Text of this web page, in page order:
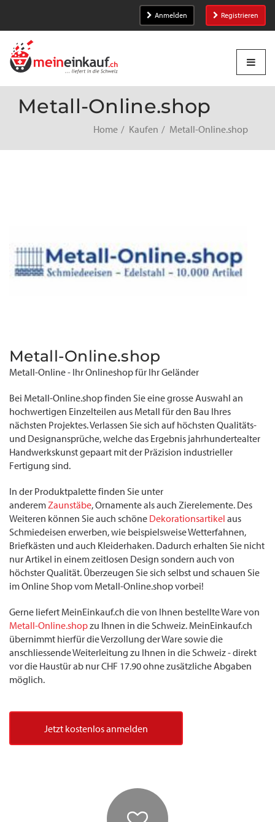
Anmelden Registrieren
Metall-Online.shop
Home Kaufen Metall-Online.shop
Metall-Online.shop
Metall-Online - Ihr Onlineshop für Ihr Geländer
Bei Metall-Online.shop finden Sie eine grosse Auswahl an
hochwertigen Einzelteilen aus Metall für den Bau Ihres
nächsten Projektes. Verlassen Sie sich auf höchsten Qualitäts-
und Designansprüche, welche das Ergebnis jahrhundertealter
Handwerkskunst gepaart mit der Präzision industrieller
Fertigung sind.
In der Produktpalette finden Sie unter
anderemZaunstäbe, Ornamente als auch Zierelemente. Des
Weiteren können Sie auch schöne Dekorationsartikel aus
Schmiedeisen erwerben, wie beispielsweise Wetterfahnen,
Briefkästen und auch Kleiderhaken. Dadurch erhalten Sie nicht
nur Artikel in einem zeitlosen Design sondern auch von
höchster Qualität. Überzeugen Sie sich selbst und schauen Sie
im Online Shop vom Metall-Online.shop vorbei!
Gerne liefert MeinEinkauf.ch die von Ihnen bestellte Ware von
Metall-Online.shopzu Ihnen in die Schweiz. MeinEinkauf.ch
übernimmt hierfür die Verzollung der Ware sowie die
anschliessende Weiterleitung zu Ihnen in die Schweiz - direkt
vor die Haustür ab nur CHF 17.90 ohne zusätzliche Abgaben
möglich.
Jetzt kostenlos anmelden